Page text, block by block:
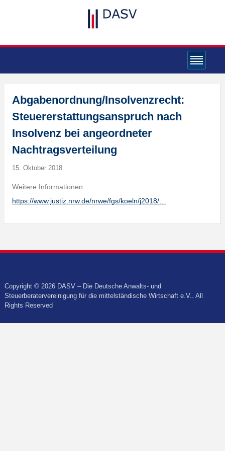
Abgabenordnung/Insolvenzrecht:
Steuererstattungsanspruch nach
Insolvenz bei angeordneter
Nachtragsverteilung
15. Oktober 2018
Weitere Informationen:
https://www.justiz.nrw.de/nrwe/fgs/koeln/j2018/…
Copyright © 2026 DASV – Die Deutsche Anwalts- und
Steuerberatervereinigung für die mittelständische Wirtschaft e.V.. All
Rights Reserved